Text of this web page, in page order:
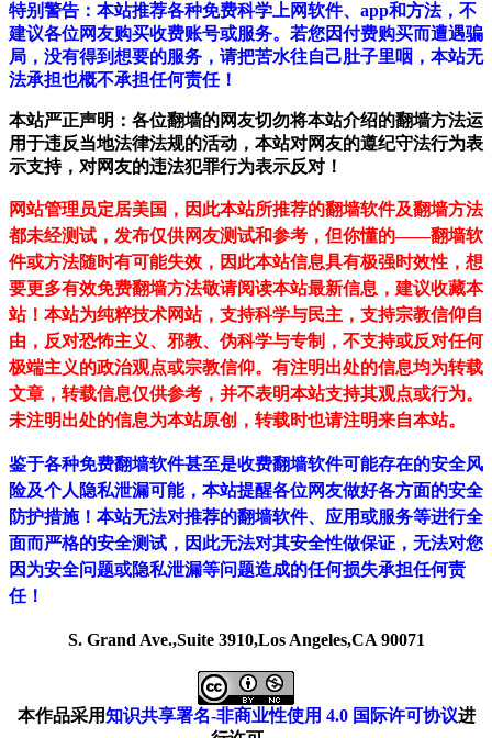
特别警告：本站推荐各种免费科学上网软件、app和方法，不
建议各位网友购买收费账号或服务。若您因付费购买而遭遇骗
局，没有得到想要的服务，请把苦水往自己肚子里咽，本站无
法承担也概不承担任何责任！
本站严正声明：各位翻墙的网友切勿将本站介绍的翻墙方法运
用于违反当地法律法规的活动，本站对网友的遵纪守法行为表
示支持，对网友的违法犯罪行为表示反对！
网站管理员定居美国，因此本站所推荐的翻墙软件及翻墙方法
都未经测试，发布仅供网友测试和参考，但你懂的——翻墙软
件或方法随时有可能失效，因此本站信息具有极强时效性，想
要更多有效免费翻墙方法敬请阅读本站最新信息，建议收藏本
站！ 本站为纯粹技术网站，支持科学与民主，支持宗教信仰自
由，反对恐怖主义、邪教、伪科学与专制，不支持或反对任何
极端主义的政治观点或宗教信仰。有注明出处的信息均为转载
文章，转载信息仅供参考，并不表明本站支持其观点或行为。
未注明出处的信息为本站原创，转载时也请注明来自本站。
鉴于各种免费翻墙软件甚至是收费翻墙软件可能存在的安全风
险及个人隐私泄漏可能，本站提醒各位网友做好各方面的安全
防护措施！本站无法对推荐的翻墙软件、应用或服务等进行全
面而严格的安全测试，因此无法对其安全性做保证，无法对您
因为安全问题或隐私泄漏等问题造成的任何损失承担任何责
任！
S. Grand Ave.,Suite 3910,Los Angeles,CA 90071
本作品采用知识共享署名-非商业性使用 4.0 国际许可协议进